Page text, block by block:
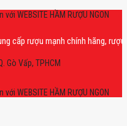
WEBSITE HẦM RƯỢU NGON
rượu mạnh chính hãng, rượu
Gò Vấp, TPHCM
WEBSITE HẦM RƯỢU NGON